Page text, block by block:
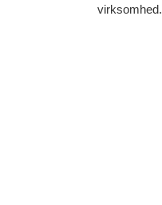
virksomhed.